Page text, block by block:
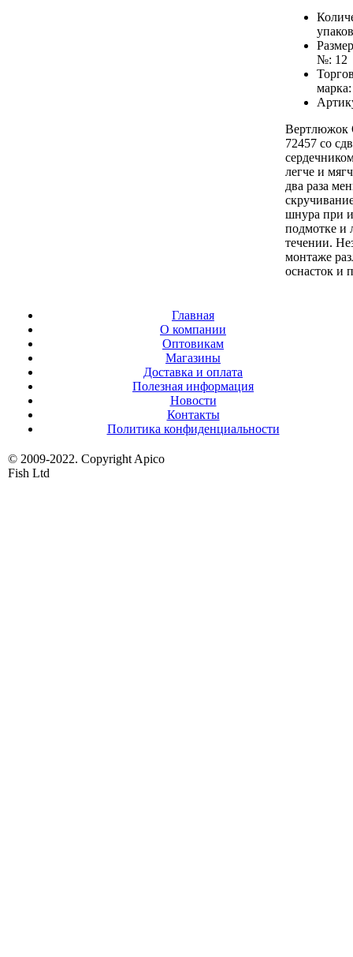
№: 12
Вертлюжок
72457 со
легче и
два раза
шнура при
подмотке и
течении.
монтаже
оснасток и
Главная
О компании
Оптовикам
Магазины
Доставка и оплата
Полезная информация
Новости
Контакты
Политика конфиденциальности
© 2009-2022. Copyright Apico
Fish Ltd